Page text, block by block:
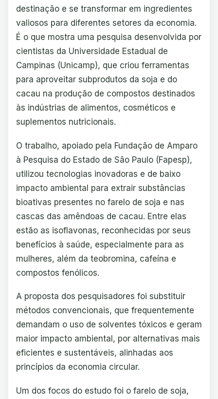
destinação e se transformar em ingredientes
valiosos para diferentes setores da economia.
É o que mostra uma pesquisa desenvolvida por
cientistas da Universidade Estadual de
Campinas (Unicamp), que criou ferramentas
para aproveitar subprodutos da soja e do
cacau na produção de compostos destinados
às indústrias de alimentos, cosméticos e
suplementos nutricionais.
O trabalho, apoiado pela Fundação de Amparo
à Pesquisa do Estado de São Paulo (Fapesp),
utilizou tecnologias inovadoras e de baixo
impacto ambiental para extrair substâncias
bioativas presentes no farelo de soja e nas
cascas das amêndoas de cacau. Entre elas
estão as isoflavonas, reconhecidas por seus
benefícios à saúde, especialmente para as
mulheres, além da teobromina, cafeína e
compostos fenólicos.
A proposta dos pesquisadores foi substituir
métodos convencionais, que frequentemente
demandam o uso de solventes tóxicos e geram
maior impacto ambiental, por alternativas mais
eficientes e sustentáveis, alinhadas aos
princípios da economia circular.
Um dos focos do estudo foi o farelo de soja,